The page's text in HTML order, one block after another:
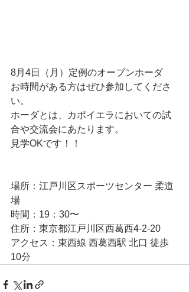
8月4日（月）定例のオープンホーダ
お時間がある方はぜひ参加してくださ
い。
ホーダとは、カポイエラにおいての試
合や交流会にあたります。
見学OKです！！
場所：江戸川区スポーツセンター 柔道
場
時間：19：30〜
住所：東京都江戸川区西葛西4-2-20
アクセス：東西線 西葛西駅 北口 徒歩
10分